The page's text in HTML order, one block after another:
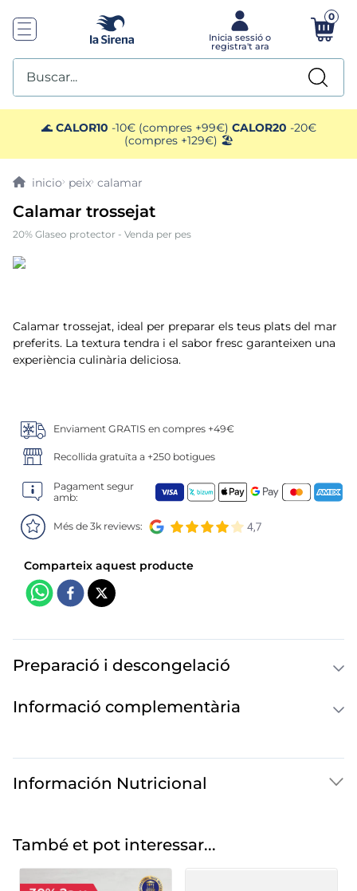
0
Buscar...
🌊 CALOR10 -10€ (compres +99€) CALOR20 -20€
(compres +129€) 🏖️
peix calamar
Calamar trossejat
20% Glaseo protector - Venda per pes
Calamar trossejat, ideal per preparar els teus plats del mar
preferits. La textura tendra i el sabor fresc garanteixen una
experiència culinària deliciosa.
Enviament GRATIS en compres +49€
Recollida gratuïta a +250 botigues
Pagament segur
amb:
Més de 3k reviews:
Preparació i descongelació
Informació complementària
Información Nutricional
També et pot interessar...
TOP SEARCHES
1. helados sirena
3. patatas
6. croquetas
8. gambon
10. listísimos